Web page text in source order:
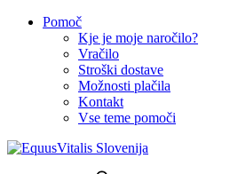
Pomoč
Kje je moje naročilo?
Vračilo
Stroški dostave
Možnosti plačila
Kontakt
Vse teme pomoči